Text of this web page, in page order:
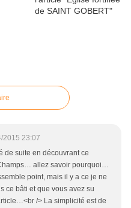
2015 23:07
de suite en découvrant ce
allez savoir pourquoi…
point, mais il y a ce je ne
ce bâti et que vous avez su
/> La simplicité est de